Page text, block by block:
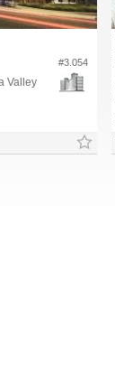
#3.054
Valley